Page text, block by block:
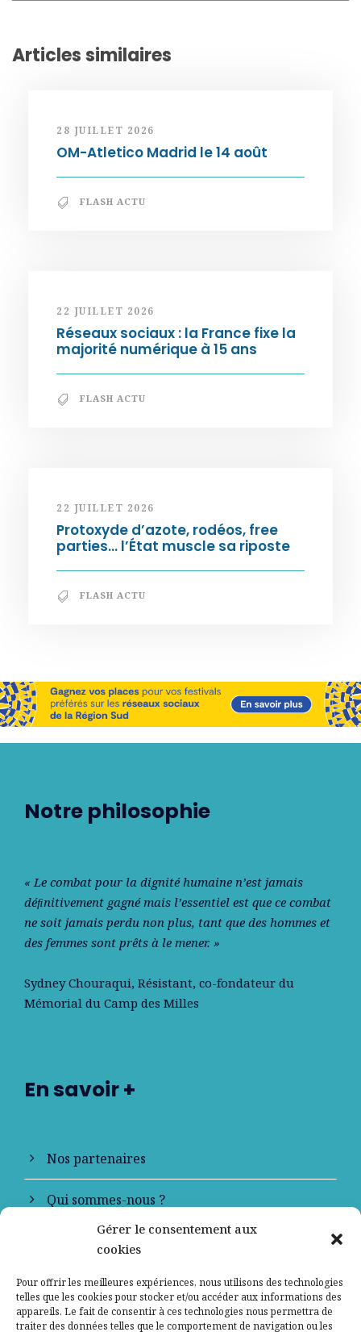
Gérer le consentement aux
cookies
Pour offrir les meilleures expériences, nous utilisons des technologies
telles que les cookies pour stocker et/ou accéder aux informations des
appareils. Le fait de consentir à ces technologies nous permettra de
traiter des données telles que le comportement de navigation ou les
Articles similaires
28 JUILLET 2026
OM-Atletico Madrid le 14 août
FLASH ACTU
22 JUILLET 2026
Réseaux sociaux : la France fixe la
majorité numérique à 15 ans
FLASH ACTU
22 JUILLET 2026
Protoxyde d’azote, rodéos, free
parties… l’État muscle sa riposte
FLASH ACTU
Notre philosophie
« Le combat pour la dignité humaine n’est jamais
déﬁnitivement gagné mais l’essentiel est que ce combat
ne soit jamais perdu non plus, tant que des hommes et
des femmes sont prêts à le mener. »
Sydney Chouraqui, Résistant, co-fondateur du
Mémorial du Camp des Milles
En savoir +
Nos partenaires
Qui sommes-nous ?
Contactez-nous
Mentions légales
Politique de confidentialité